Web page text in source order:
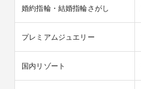
婚約指輪・結婚指輪さがし
プレミアムジュエリー
国内リゾート